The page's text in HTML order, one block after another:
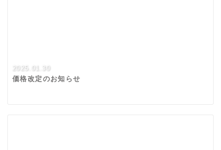
2025.01.30
価格改定のお知らせ